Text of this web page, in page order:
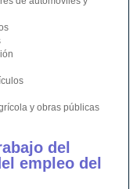
y obras públicas
del
empleo del